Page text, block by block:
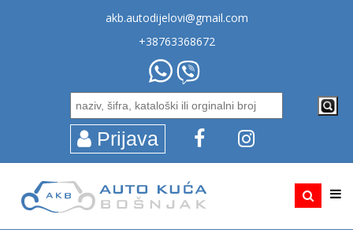
akb.autodijelovi@gmail.com
+38763368672
Prijava